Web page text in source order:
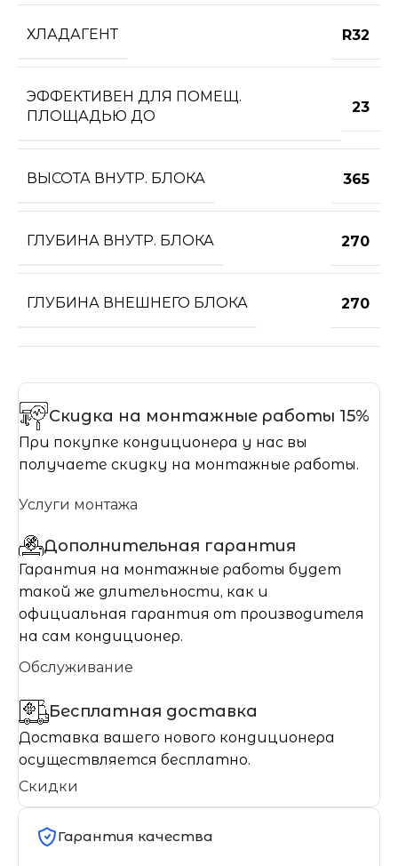
ХЛАДАГЕНТ R32
ЭФФЕКТИВЕН ДЛЯ ПОМЕЩ.
ПЛОЩАДЬЮ ДО
23
ВЫСОТА ВНУТР. БЛОКА 365
ГЛУБИНА ВНУТР. БЛОКА 270
ГЛУБИНА ВНЕШНЕГО БЛОКА 270
Скидка на монтажные работы 15%
При покупке кондиционера у нас вы
получаете скидку на монтажные работы.
Услуги монтажа
Дополнительная гарантия
Гарантия на монтажные работы будет
такой же длительности, как и
официальная гарантия от производителя
на сам кондиционер.
Обслуживание
Бесплатная доставка
Доставка вашего нового кондиционера
осуществляется бесплатно.
Скидки
Гарантия качества